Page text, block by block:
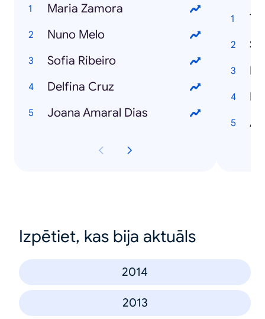
Maria Zamora
Nuno Melo
Sofia Ribeiro
Delfina Cruz
Joana Amaral Dias
Izpētiet, kas bija aktuāls
2014
2013